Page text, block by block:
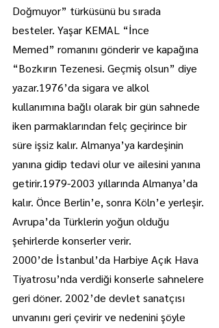
Doğmuyor” türküsünü bu sırada
besteler. Yaşar KEMAL “İnce
Memed” romanını gönderir ve kapağına
“Bozkırın Tezenesi. Geçmiş olsun” diye
yazar.1976’da sigara ve alkol
kullanımına bağlı olarak bir gün sahnede
iken parmaklarından felç geçirince bir
süre işsiz kalır. Almanya’ya kardeşinin
yanına gidip tedavi olur ve ailesini yanına
getirir.1979-2003 yıllarında Almanya’da
kalır. Önce Berlin’e, sonra Köln’e yerleşir.
Avrupa’da Türklerin yoğun olduğu
şehirlerde konserler verir.
2000’de İstanbul’da Harbiye Açık Hava
Tiyatrosu’nda verdiği konserle sahnelere
geri döner. 2002’de devlet sanatçısı
unvanını geri çevirir ve nedenini şöyle